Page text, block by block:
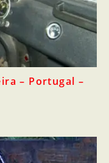
– Portugal –